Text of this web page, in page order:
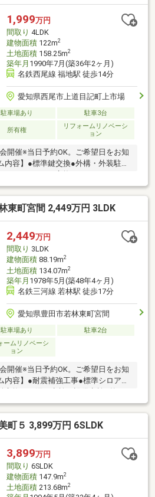
【おすすめポイント】・返済額や融
望にあわせてご提案。住宅ローンが
談ください。【周辺施設】・豊田市
1,999万円
間取り 4LDK
建物面積122m2
土地面積158.25m2
築年月 1990年7月(築36年2ヶ月)
名鉄西尾線 福地駅 徒歩14分
愛知県西尾市上道目記町上市場
駐車場あり 駐車3台
所有権
リフォームリノベーシ
ョン
開催※当日予約OK。ご希望日をお知
内容】●標準鍵交換●外構・外装駐車
台交換●内装間取変更●その他設備イ
設置、照明器具交換【おすすめポイ
宅ローン減税が適用されます。・
保証・お客様に合わせたローンの組
宅ローンが初めての方でもお気軽に
・
東町宮間 2,449万円 3LDK
2,449万円
間取り 3LDK
建物面積88.19m2
土地面積134.07m2
築年月 1978年5月(築48年4ヶ月)
名鉄三河線 若林駅 徒歩17分
愛知県豊田市若林東町宮間
駐車場あり 駐車2台
ームリノベーシ
ョン
開催※当日予約OK。ご希望日をお知
内容】●耐震補強工事●標準シロアリ
装、外壁塗装●ライフライン浄化槽
交換、ユニットバス交換、トイレ
取変更、玄関扉交換、室内ドア交
ックス交換、クロス張替え●その他
ン設置、火災警報器設置、照明器具
シロアリ防除工事施工後5年間保証
町５ 3,899万円 6SLDK
3,899万円
間取り 6SLDK
建物面積147.9m2
土地面積213.68m2